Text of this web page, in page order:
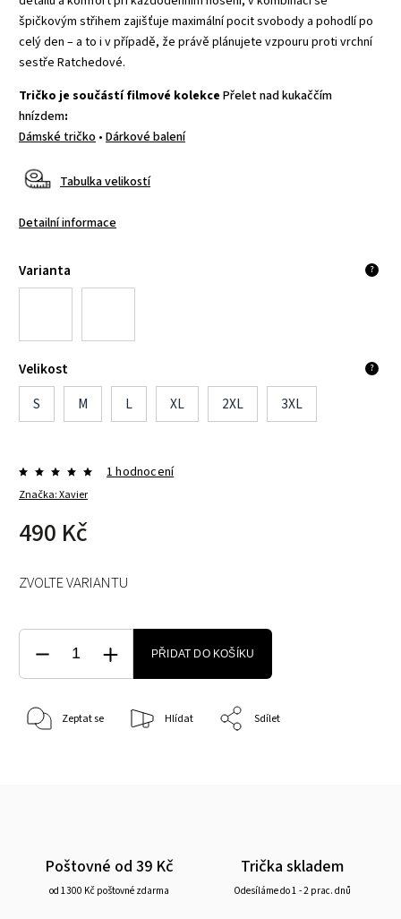
špičkovým střihem zajišťuje maximální pocit svobody a pohodlí po
celý den – a to i v případě, že právě plánujete vzpouru proti vrchní
sestře Ratchedové.
Tričko je součástí filmové kolekce Přelet nad kukaččím
hnízdem:
Dámské tričko • Dárkové balení
Tabulka velikostí
Detailní informace
Varianta ?
Velikost ?
S M L XL 2XL 3XL
Značka:Xavier
1 hodnocení
490 Kč
ZVOLTE VARIANTU
PŘIDAT DO KOŠÍKU
Zeptat se Hlídat Sdílet
Poštovné od 39 Kč
od 1300 Kč poštovné zdarma
Trička skladem
Odesíláme do 1 - 2 prac. dnů